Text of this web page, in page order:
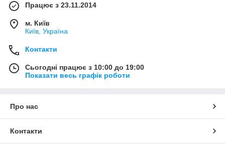
Працює з 23.11.2014
м. Київ
Київ, Україна
Контакти
Сьогодні працює з 10:00 до 19:00
Показати весь графік роботи
Про нас
Контакти